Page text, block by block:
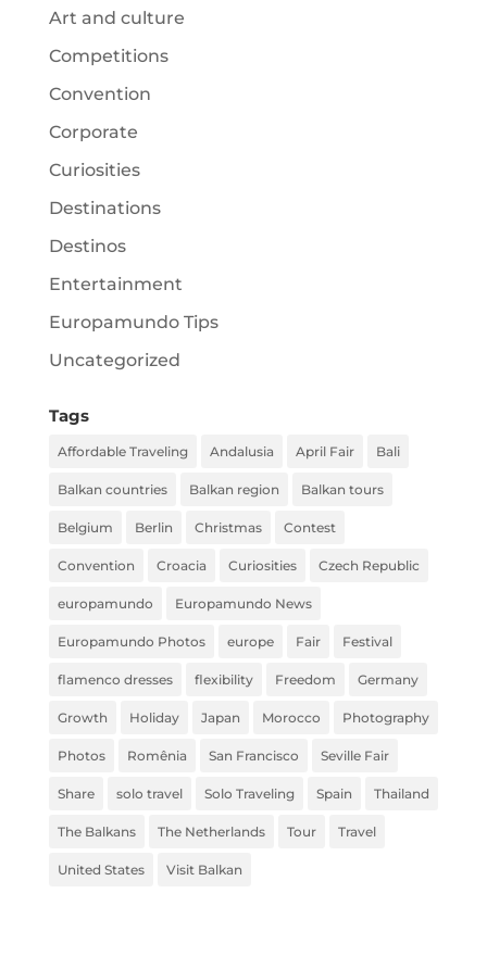
Art and culture
Competitions
Convention
Corporate
Curiosities
Destinations
Destinos
Entertainment
Europamundo Tips
Uncategorized
Tags
Affordable Traveling Andalusia April Fair Bali
Balkan countries Balkan region Balkan tours
Belgium Berlin Christmas Contest
Convention Croacia Curiosities Czech Republic
europamundo Europamundo News
Europamundo Photos europe Fair Festival
flamenco dresses flexibility Freedom Germany
Growth Holiday Japan Morocco Photography
Photos Romênia San Francisco Seville Fair
Share solo travel Solo Traveling Spain Thailand
The Balkans The Netherlands Tour Travel
United States Visit Balkan